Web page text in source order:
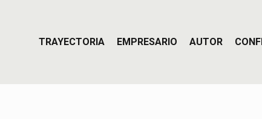
TRAYECTORIA EMPRESARIO AUTOR